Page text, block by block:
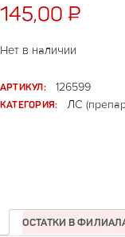
145,00 ₽
Нет в наличии
АРТИКУЛ:
126599
КАТЕГОРИЯ:
ЛС
ОСТАТКИ В